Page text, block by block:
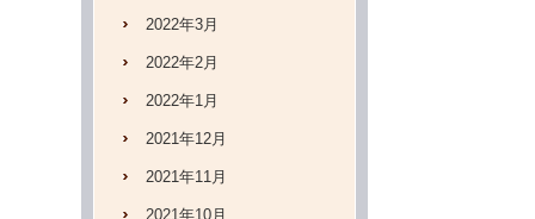
2022年3月
2022年2月
2022年1月
2021年12月
2021年11月
2021年10月